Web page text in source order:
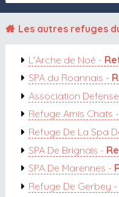
Les autres refuges
L'Arche de Noé -
SPA du Roannais -
Association
Refuge Amis Chats -
Refuge De La Spa
SPA De Brignais -
SPA De Marennes -
Refuge De Gerbey -